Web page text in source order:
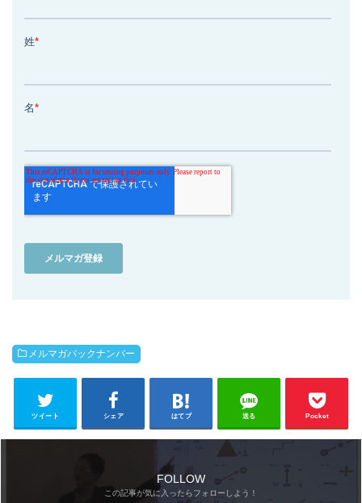
メルマガバックナンバー
ツイート シェア はてブ 送る Pocket
FOLLOW